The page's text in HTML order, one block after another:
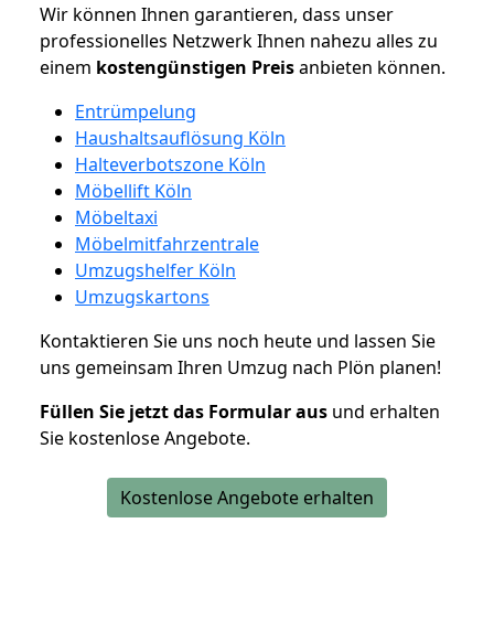
Wir können Ihnen garantieren, dass unser
professionelles Netzwerk Ihnen nahezu alles zu
einem kostengünstigen Preisanbieten können.
Entrümpelung
Haushaltsauflösung Köln
Halteverbotszone Köln
Möbellift Köln
Möbeltaxi
Möbelmitfahrzentrale
Umzugshelfer Köln
Umzugskartons
Kontaktieren Sie uns noch heute und lassen Sie
uns gemeinsam Ihren Umzug nach Plön planen!
Füllen Sie jetzt das Formular aus und erhalten
Sie kostenlose Angebote.
Kostenlose Angebote erhalten